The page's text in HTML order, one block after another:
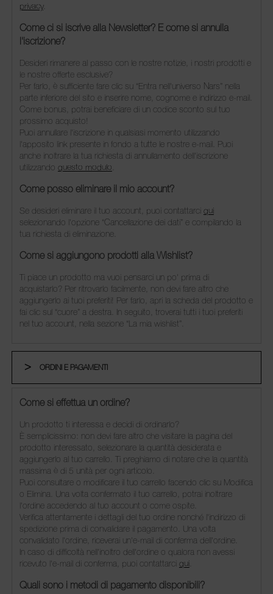
privacy.
Come ci si iscrive alla Newsletter? E come si annulla
l'iscrizione?
Desideri rimanere al passo con le nostre notizie, i nostri prodotti e
le nostre offerte esclusive?
Per farlo, è sufficiente fare clic su “Entra nell'universo Nars” nella
parte inferiore del sito e inserire nome, cognome e indirizzo e-mail.
Come bonus, potrai beneficiare di un codice sconto sul tuo
prossimo acquisto!
Puoi annullare l'iscrizione in qualsiasi momento utilizzando
l'apposito link presente in fondo a tutte le nostre e-mail. Puoi
anche inoltrare la tua richiesta di annullamento dell'iscrizione
utilizzando questo modulo
Come posso eliminare il mio account?
Se desideri eliminare il tuo account, puoi contattarci qui
selezionando l'opzione “Cancellazione dei dati” e compilando la
tua richiesta di eliminazione.
Come si aggiungono prodotti alla Wishlist?
Ti piace un prodotto ma vuoi pensarci un po' prima di
acquistarlo? Per ritrovarlo facilmente, non devi fare altro che
aggiungerlo ai tuoi preferiti! Per farlo, apri la scheda del prodotto e
fai clic sul “cuore” a destra. In seguito, troverai tutti i tuoi preferiti
nel tuo account, nella sezione “La mia wishlist”.
ORDINI E PAGAMENTI
Come si effettua un ordine?
Un prodotto ti interessa e decidi di ordinarlo?
È semplicissimo: non devi fare altro che visitare la pagina del
prodotto interessato, selezionare la quantità desiderata e
aggiungerlo al tuo carrello. Ti preghiamo di notare che la quantità
massima è di 5 unità per ogni articolo.
Puoi consultare o modificare il tuo carrello facendo clic su Modifica
o Elimina. Una volta confermato il tuo carrello, potrai inoltrare
l'ordine accedendo al tuo account o come ospite.
Verifica attentamente i dettagli del tuo ordine nonché l'indirizzo di
spedizione prima di convalidare il pagamento. Una volta
convalidato l'ordine, riceverai un'e-mail di conferma dell'ordine.
In caso di difficoltà nell'inoltro dell'ordine o qualora non avessi
ricevuto l'e-mail di conferma, puoi contattarci qui.
Quali sono i metodi di pagamento disponibili?